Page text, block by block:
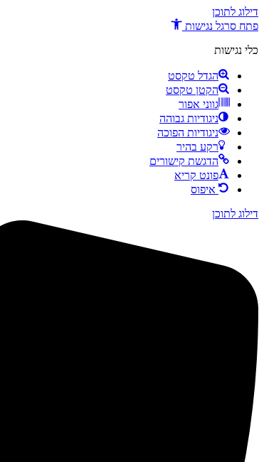
דילוג לתוכן
פתח סרגל נגישות
כלי נגישות
הגדל טקסט
הקטן טקסט
גווני אפור
ניגודיות גבוהה
ניגודיות הפוכה
רקע בהיר
הדגשת קישורים
פונט קריא
איפוס
דילוג לתוכן